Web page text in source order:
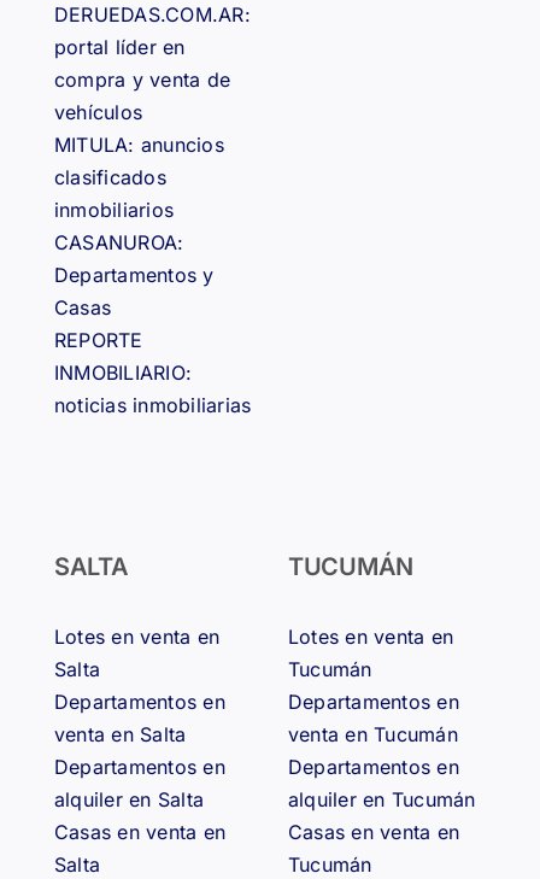
DERUEDAS.COM.AR:
portal líder en
compra y venta de
vehículos
MITULA: anuncios
clasificados
inmobiliarios
CASANUROA:
Departamentos y
Casas
REPORTE
INMOBILIARIO:
noticias inmobiliarias
SALTA
Lotes en venta en
Salta
Departamentos en
venta en Salta
Departamentos en
alquiler en Salta
Casas en venta en
Salta
TUCUMÁN
Lotes en venta en
Tucumán
Departamentos en
venta en Tucumán
Departamentos en
alquiler en Tucumán
Casas en venta en
Tucumán